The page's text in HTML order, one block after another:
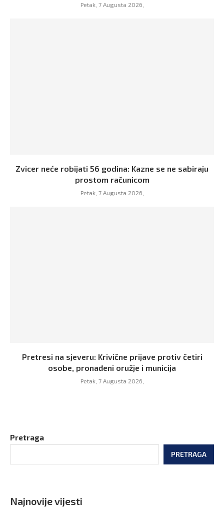
Petak, 7 Augusta 2026,
Zvicer neće robijati 56 godina: Kazne se ne sabiraju
prostom računicom
Petak, 7 Augusta 2026,
Pretresi na sjeveru: Krivične prijave protiv četiri
osobe, pronađeni oružje i municija
Petak, 7 Augusta 2026,
Pretraga
PRETRAGA
Najnovije vijesti